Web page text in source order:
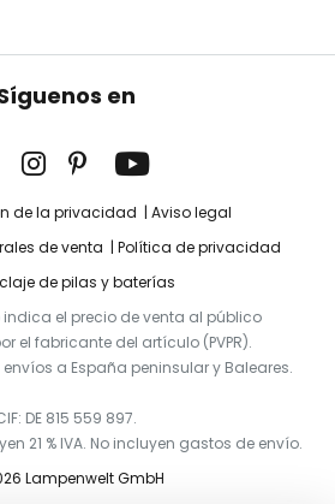
en
de la privacidad
Aviso legal
de venta
Política de privacidad
de pilas y baterías
el precio de venta al público
el fabricante del artículo (PVPR).
a España peninsular y Baleares.
DE 815 559 897.
21 % IVA. No incluyen gastos de envío.
Lampenwelt GmbH